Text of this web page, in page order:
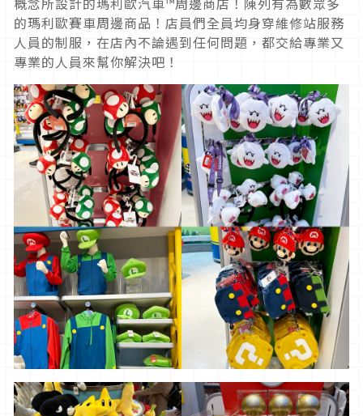
的瑪利歐賽車周邊商品！店員們全員均身穿維修站服務
人員的制服，在店內不論遇到任何問題，都交給專業又
專業的人員來幫你解決吧！